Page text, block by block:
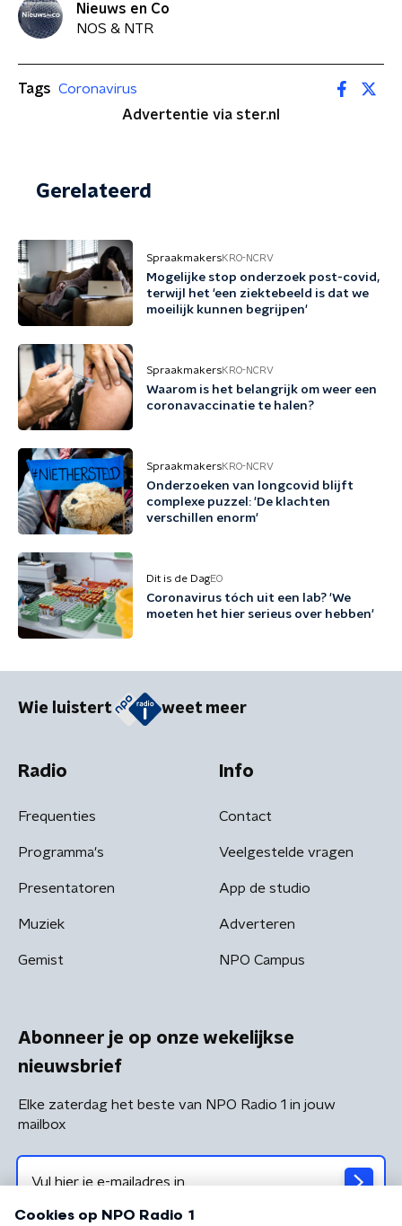
Nieuws en Co
NOS & NTR
Tags Coronavirus
Advertentie via ster.nl
Gerelateerd
SpraakmakersKRO-NCRV
Mogelijke stop onderzoek post-covid,
terwijl het 'een ziektebeeld is dat we
moeilijk kunnen begrijpen'
SpraakmakersKRO-NCRV
Waarom is het belangrijk om weer een
coronavaccinatie te halen?
SpraakmakersKRO-NCRV
Onderzoeken van longcovid blijft
complexe puzzel: 'De klachten
verschillen enorm'
Dit is de DagEO
Coronavirus tóch uit een lab? 'We
moeten het hier serieus over hebben'
Wie luistert weet meer
Radio
Frequenties
Programma's
Presentatoren
Muziek
Gemist
Info
Contact
Veelgestelde vragen
App de studio
Adverteren
NPO Campus
Abonneer je op onze wekelijkse
nieuwsbrief
Elke zaterdag het beste van NPO Radio 1 in jouw
mailbox